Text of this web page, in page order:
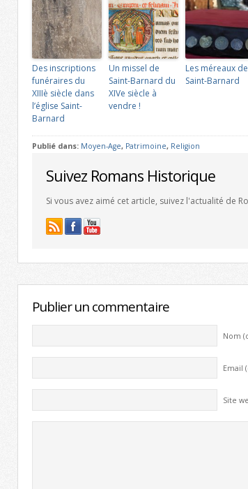
Des inscriptions
funéraires du
XIIIè siècle dans
l’église Saint-
Barnard
Un missel de
Saint-Barnard du
XIVe siècle à
vendre !
Les méreaux de
Saint-Barnard
Publié dans: Moyen-Age, Patrimoine, Religion
Suivez Romans Historique
Si vous avez aimé cet article, suivez l'actualité de
Publier un commentaire
Nom
Email
Site